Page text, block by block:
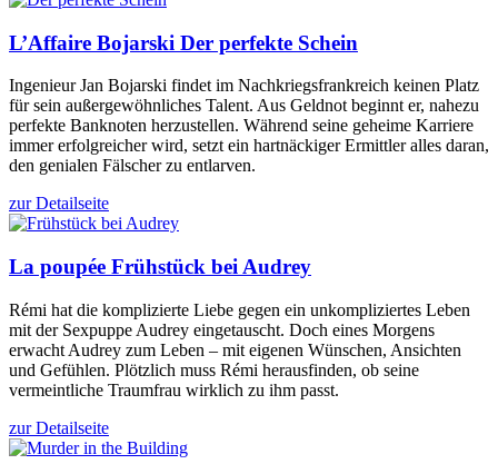
L’Affaire Bojarski Der perfekte Schein
Ingenieur Jan Bojarski findet im Nachkriegsfrankreich keinen Platz
für sein außergewöhnliches Talent. Aus Geldnot beginnt er, nahezu
perfekte Banknoten herzustellen. Während seine geheime Karriere
immer erfolgreicher wird, setzt ein hartnäckiger Ermittler alles daran,
den genialen Fälscher zu entlarven.
zur Detailseite
La poupée Frühstück bei Audrey
Rémi hat die komplizierte Liebe gegen ein unkompliziertes Leben
mit der Sexpuppe Audrey eingetauscht. Doch eines Morgens
erwacht Audrey zum Leben – mit eigenen Wünschen, Ansichten
und Gefühlen. Plötzlich muss Rémi herausfinden, ob seine
vermeintliche Traumfrau wirklich zu ihm passt.
zur Detailseite